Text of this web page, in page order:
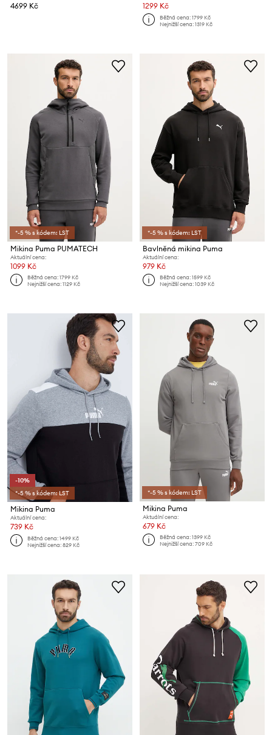
4699 Kč 1299 Kč
Běžná cena:1799 Kč
Nejnižší cena:1319 Kč
*-5 % s kódem: LST
Mikina Puma PUMATECH
Aktuální cena:
1099 Kč
Běžná cena:1799 Kč
Nejnižší cena:1129 Kč
*-5 % s kódem: LST
Bavlněná mikina Puma
Aktuální cena:
979 Kč
Běžná cena:1599 Kč
Nejnižší cena:1039 Kč
-10%
*-5 % s kódem: LST
Mikina Puma
Aktuální cena:
739 Kč
Běžná cena:1499 Kč
Nejnižší cena:829 Kč
*-5 % s kódem: LST
Mikina Puma
Aktuální cena:
679 Kč
Běžná cena:1399 Kč
Nejnižší cena:709 Kč